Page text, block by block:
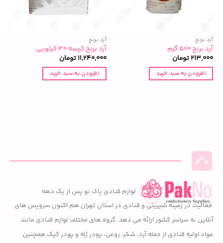
آرد برنج
آرد برنج ۵۰۰ گرم
213,000تومان
افزودن به سبد خرید
آرد برنج
آرد برنج کیسه ۳۰ کیلویی
11,240,000تومان
افزودن به سبد خرید
لوازم قنادی پاک نو پس از یک دهه
فعالیت در زمینه شیرینی و قنادی در استان تهران هم اکنون سرویس های
آنلاین به سراسر کشور ارائه می دهد. گروه های مختلف لوازم قنادی مانند
مواد اولیه قنادی از جمله آرد، شکر، روغن، پودر ژله و پودر کیک همچنین